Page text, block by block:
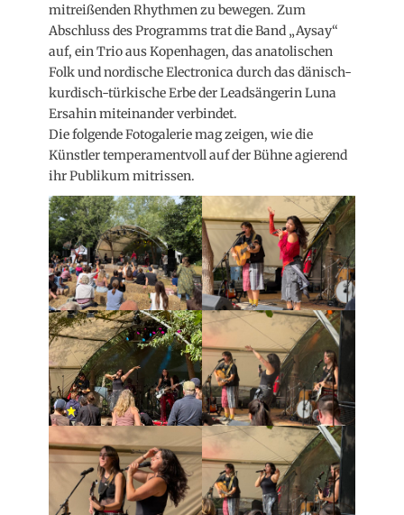
mitreißenden Rhythmen zu bewegen. Zum
Abschluss des Programms trat die Band „Aysay“
auf, ein Trio aus Kopenhagen, das anatolischen
Folk und nordische Electronica durch das dänisch-
kurdisch-türkische Erbe der Leadsängerin Luna
Ersahin miteinander verbindet.
Die folgende Fotogalerie mag zeigen, wie die
Künstler temperamentvoll auf der Bühne agierend
ihr Publikum mitrissen.